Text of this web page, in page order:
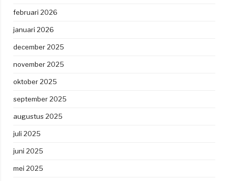
februari 2026
januari 2026
december 2025
november 2025
oktober 2025
september 2025
augustus 2025
juli 2025
juni 2025
mei 2025